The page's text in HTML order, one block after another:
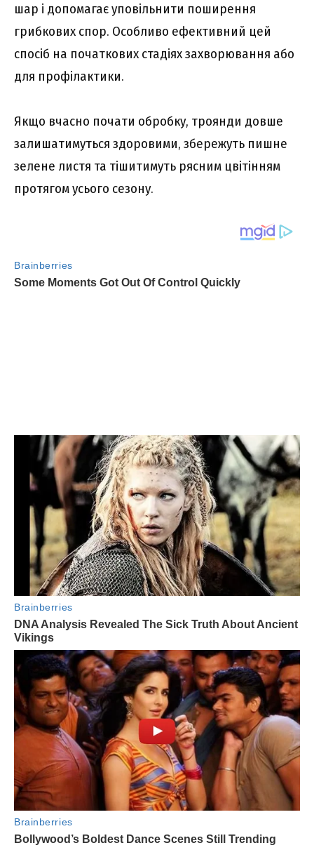
шар і допомагає уповільнити поширення
грибкових спор. Особливо ефективний цей
спосіб на початкових стадіях захворювання або
для профілактики.
Якщо вчасно почати обробку, троянди довше
залишатимуться здоровими, збережуть пишне
зелене листя та тішитимуть рясним цвітінням
протягом усього сезону.